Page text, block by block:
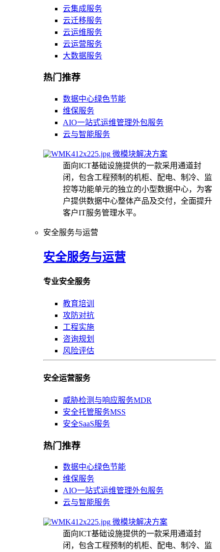
云集成服务
云迁移服务
云运维服务
云运营服务
大数据服务
热门推荐
数据中心绿色节能
维保服务
AIO一站式运维管理外包服务
云与智能服务
微模块解决方案
面向ICT基础设施提供的一款采用通道封
闭，包含工程预制的机柜、配电、制冷、监
控等功能单元的独立的小型数据中心，为客
户提供数据中心整体产品及交付，全面提升
客户IT服务管理水平。
安全服务与运营
安全服务与运营
专业安全服务
教育培训
攻防对抗
工程实施
咨询规划
风险评估
安全运营服务
威胁检测与响应服务MDR
安全托管服务MSS
安全SaaS服务
热门推荐
数据中心绿色节能
维保服务
AIO一站式运维管理外包服务
云与智能服务
微模块解决方案
面向ICT基础设施提供的一款采用通道封
闭，包含工程预制的机柜、配电、制冷、监